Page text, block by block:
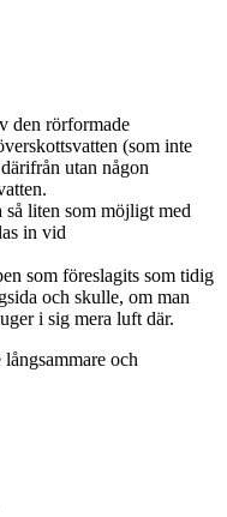
den rörformade
(som inte
utan någon
liten som möjligt med
in vid
som föreslagits som tidig
och skulle, om man
i sig mera luft där.
och